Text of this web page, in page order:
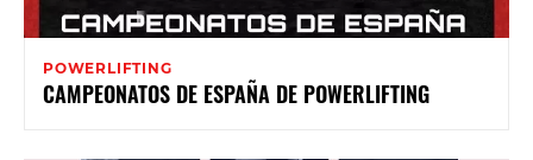
POWERLIFTING
CAMPEONATOS DE ESPAÑA DE POWERLIFTING